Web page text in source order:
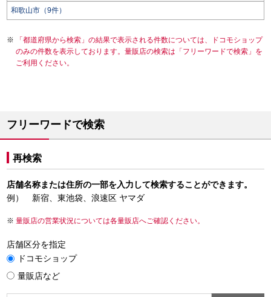
和歌山市（9件）
「都道府県から検索」の結果で表示される件数については、ドコモショップ
のみの件数を表示しております。量販店の検索は「フリーワードで検索」を
ご利用ください。
フリーワードで検索
再検索
店舗名称または住所の一部を入力して検索することができます。
例） 新宿、東池袋、浪速区 ヤマダ
量販店の営業状況については各量販店へご確認ください。
店舗区分を指定
ドコモショップ
量販店など